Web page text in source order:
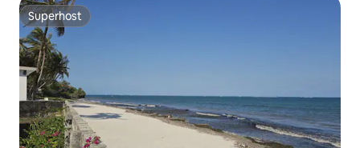
Superhost
Superhost